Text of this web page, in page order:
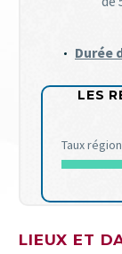
Durée
LES
Taux
LIEUX ET